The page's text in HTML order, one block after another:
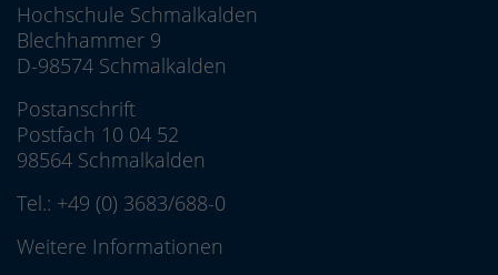
Hochschule Schmalkalden
Blechhammer 9
D-98574 Schmalkalden
Postanschrift
Postfach 10 04 52
98564 Schmalkalden
Tel.: +49 (0) 3683/688-0
Weitere Informationen